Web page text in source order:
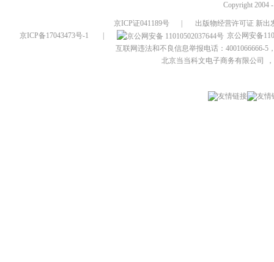
Copyright 2004
京ICP证041189号
出版物经营许可证 新出
京ICP备17043473号-1
京公网安备
互联网违法和不良信息举报电话：4001066666-5
北京当当科文电子商务有限公司